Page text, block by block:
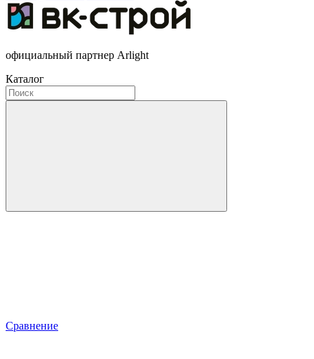
официальный партнер Arlight
Каталог
Сравнение